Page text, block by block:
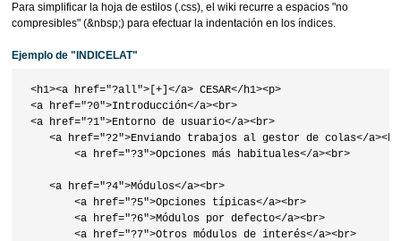
Para simplificar la hoja de estilos (.css), el wiki recurre a espacios "no
compresibles" (&nbsp;) para efectuar la indentación en los índices.
Ejemplo de "INDICELAT"
<h1><a href="?all">[+]</a> CESAR</h1><p>
<a href="?0">Introducción</a><br>
<a href="?1">Entorno de usuario</a><br>
<a href="?2">Enviando trabajos al gestor de colas</
<a href="?3">Opciones más habituales</a><br>
<a href="?4">Módulos</a><br>
<a href="?5">Opciones típicas</a><br>
<a href="?6">Módulos por defecto</a><br>
<a href="?7">Otros módulos de interés</a><br>